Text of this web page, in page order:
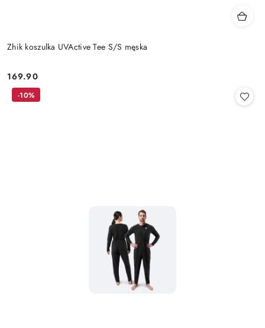
Zhik koszulka UVActive Tee S/S męska
Cena:
169.90
-10%